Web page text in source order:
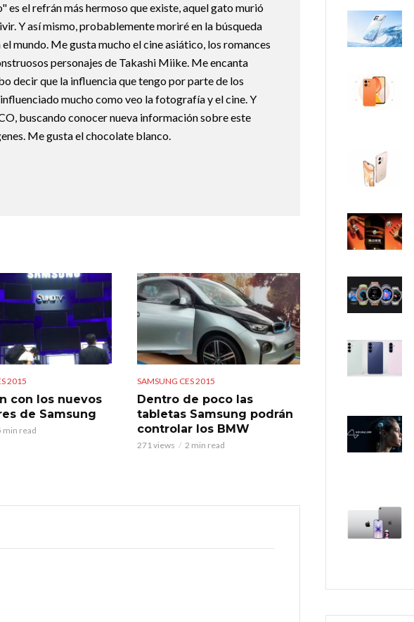
es el refrán más hermoso que existe, aquel gato murió
Y así mismo, probablemente moriré en la búsqueda
mundo. Me gusta mucho el cine asiático, los romances
personajes de Takashi Miike. Me encanta
decir que la influencia que tengo por parte de los
mucho como veo la fotografía y el cine. Y
buscando conocer nueva información sobre este
Me gusta el chocolate blanco.
2015
con los nuevos
de Samsung
min read
SAMSUNG CES 2015
Dentro de poco las
tabletas Samsung podrán
controlar los BMW
271 views 2 min read